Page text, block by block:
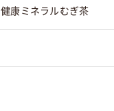
健康ミネラルむぎ茶